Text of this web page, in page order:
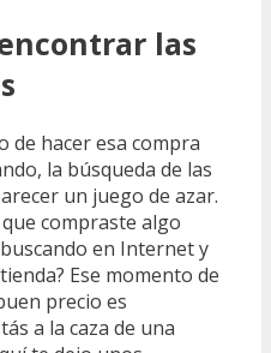
las
de hacer esa compra
la búsqueda de las
un juego de azar.
compraste algo
en Internet y
Ese momento de
precio es
a la caza de una